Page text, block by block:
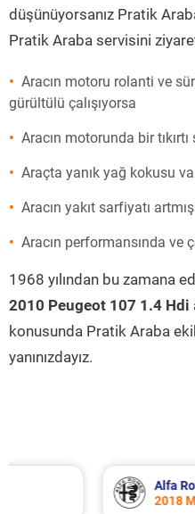
düşünüyorsanız Pratik
Pratik Araba servisini
Aracın motoru rolanti ve
gürültülü çalışıyorsa
Aracın motorunda bir
Araçta yanık yağ kokusu
Aracın yakıt sarfiyatı
Aracın performansında ve
1968 yılından bu zamana
2010 Peugeot 107 1.4 Hdi
konusunda Pratik Araba
yanınızdayız.
Alfa Romeo
2018 Model 1.6